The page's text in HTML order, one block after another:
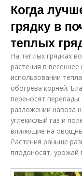
Когда
грядку в
теплых
На теплых грядках
растения в
использовании
обогрева корней.
переносят перепады
разложении навоза
углекислый газ и
влияющие на
Растения раньше
плодоносят, урожай